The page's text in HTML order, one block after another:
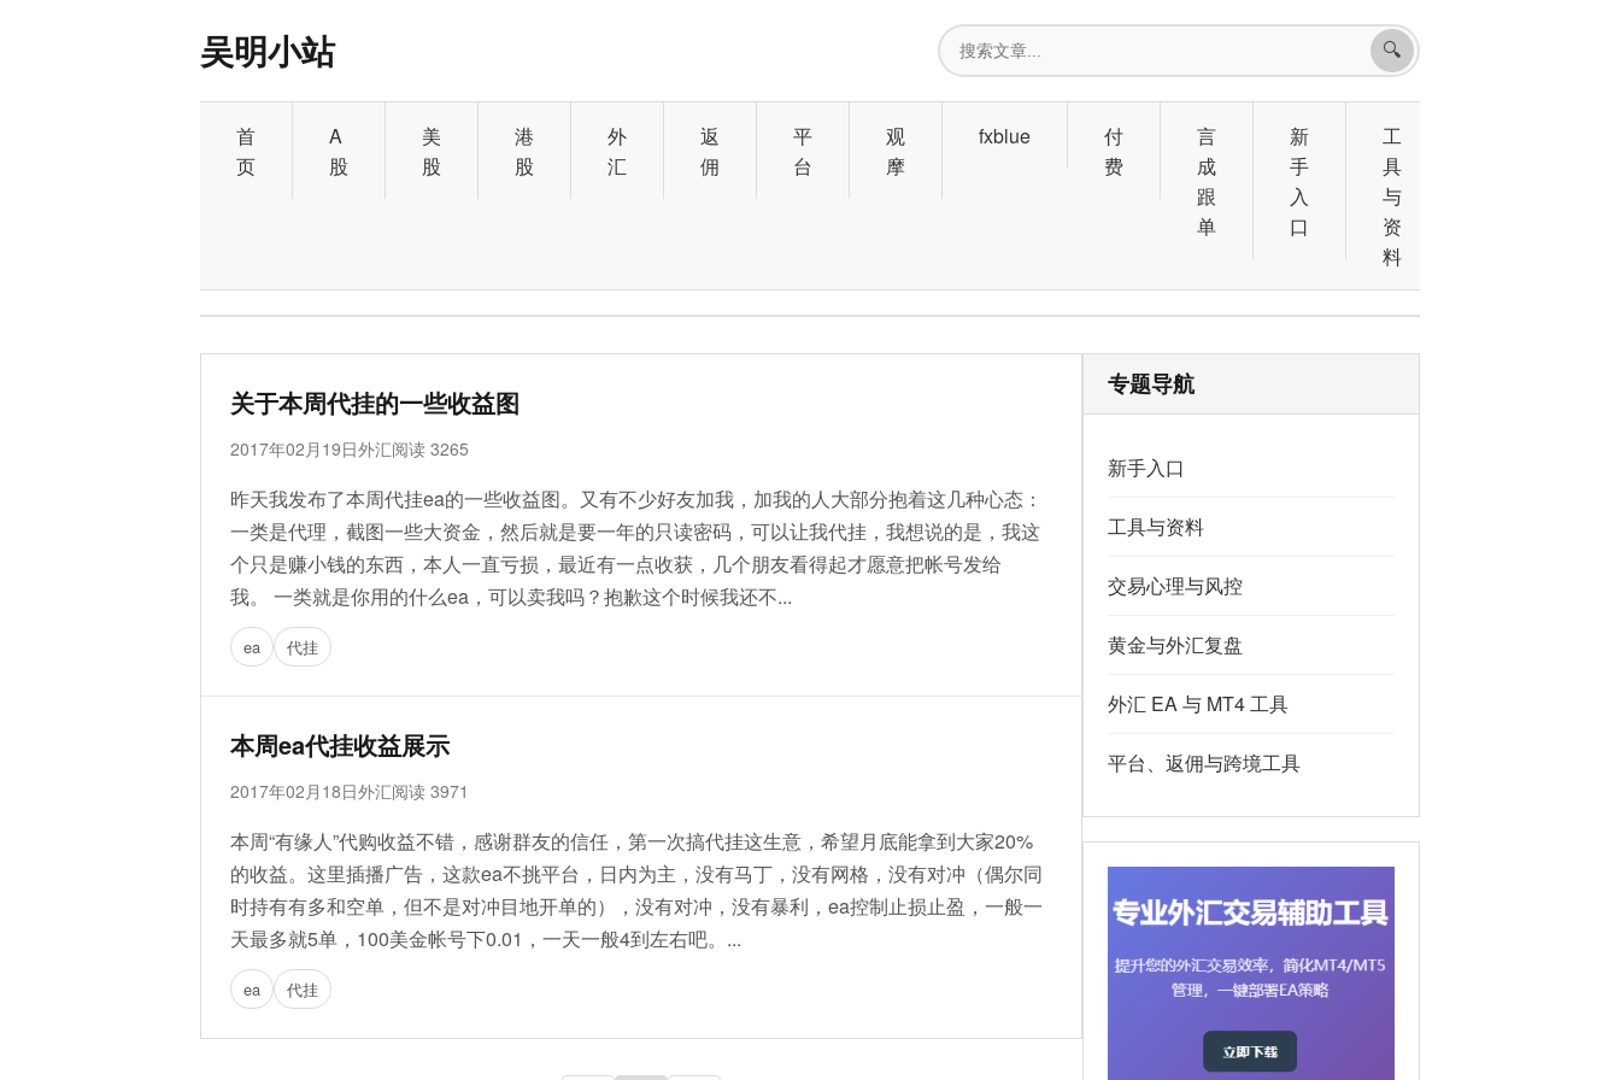
吴明小站
搜
索
🔍
首
页
A
股
美
股
港
股
外
汇
返
佣
平
台
观
摩
fxblue
付
费
言
成
跟
单
新
手
入
口
工
具
与
资
料
关于本周代挂的一些收益图
2017年02月19日外汇阅读 3265
昨天我发布了本周代挂ea的一些收益图。又有不少好友加我，加我的人大部分抱着这几种心态：
一类是代理，截图一些大资金，然后就是要一年的只读密码，可以让我代挂，我想说的是，我这
个只是赚小钱的东西，本人一直亏损，最近有一点收获，几个朋友看得起才愿意把帐号发给
我。 一类就是你用的什么ea，可以卖我吗？抱歉这个时候我还不...
ea 代挂
本周ea代挂收益展示
2017年02月18日外汇阅读 3971
本周“有缘人”代购收益不错，感谢群友的信任，第一次搞代挂这生意，希望月底能拿到大家20%
的收益。这里插播广告，这款ea不挑平台，日内为主，没有马丁，没有网格，没有对冲（偶尔同
时持有有多和空单，但不是对冲目地开单的），没有对冲，没有暴利，ea控制止损止盈，一般一
天最多就5单，100美金帐号下0.01，一天一般4到左右吧。...
ea 代挂
专题导航
新手入口
工具与资料
交易心理与风控
黄金与外汇复盘
外汇 EA 与 MT4 工具
平台、返佣与跨境工具